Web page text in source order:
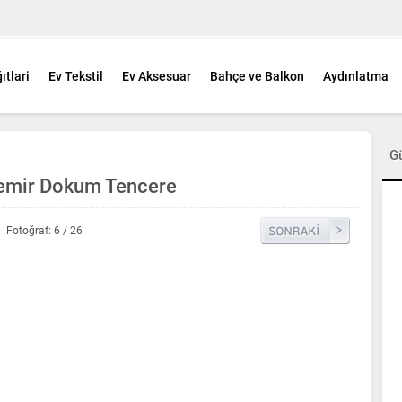
Ev Tekstil Ev Aksesuar Bahçe ve Balkon Aydınlatma
Dokum Tencere
Fotoğraf: 6 / 26